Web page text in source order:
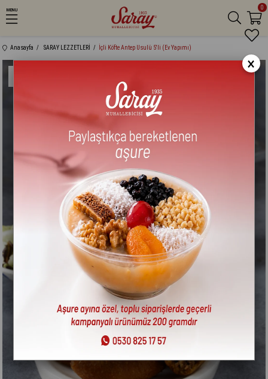
MENU 0
Anasayfa SARAY LEZZETLERİ İçli Köfte Antep Usulü 5'li (Ev Yapımı)
×